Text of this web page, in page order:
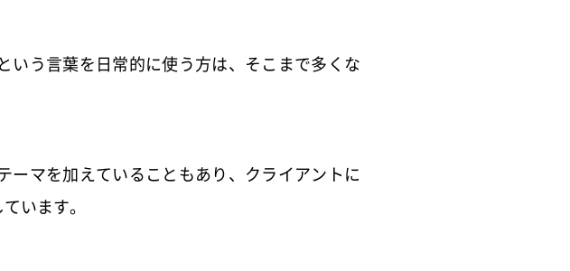
う言葉を日常的に使う方は、そこまで多くな
マを加えていることもあり、クライアントに
います。